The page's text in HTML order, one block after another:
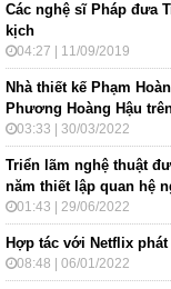
Các nghệ sĩ Pháp đưa
kịch
04:27 | 11/09/2019
Nhà thiết kế Phạm
Phương Hoàng Hậu
03:33 | 30/03/2022
Triển lãm nghệ thuật
năm thiết lập quan hệ
01:43 | 29/06/2022
Hợp tác với Netflix
08:48 | 06/01/2022